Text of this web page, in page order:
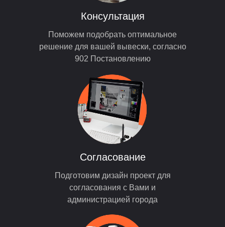
Поможем подобрать оптимальное
решение для вашей вывески, согласно
902 Постановлению
Консультация
Подготовим дизайн проект для
согласования с Вами и
администрацией города
Согласование